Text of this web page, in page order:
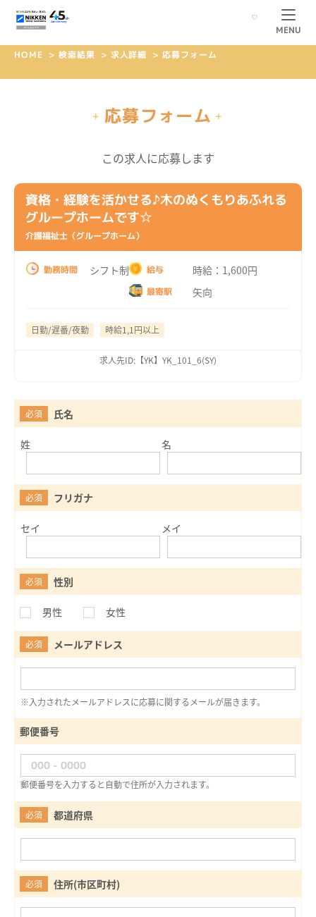
MENU
HOME > 検索結果 > 求人詳細 > 応募フォーム
+ 応募フォーム +
この求人に応募します
資格・経験を活かせる♪木のぬくもりあふれる
グループホームです☆
介護福祉士（グループホーム）
勤務時間 シフト制 給与 時給：1,600円
最寄駅 矢向
日勤/遅番/夜勤 時給1,1円以上
求人先ID:【YK】YK_101_6(SY)
必須 氏名
姓 名
必須 フリガナ
セイ メイ
必須 性別
男性 女性
必須 メールアドレス
※入力されたメールアドレスに応募に関するメールが届きます。
郵便番号
郵便番号を入力すると自動で住所が入力されます。
必須 都道府県
必須 住所(市区町村)